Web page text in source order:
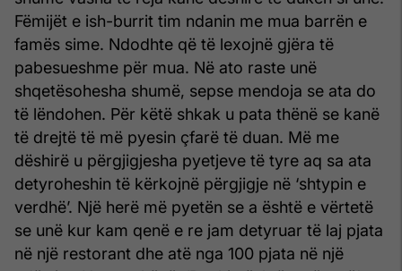
Fëmijët e ish-burrit tim ndanin me mua barrën e
famës sime. Ndodhte që të lexojnë gjëra të
pabesueshme për mua. Në ato raste unë
shqetësohesha shumë, sepse mendoja se ata do
të lëndohen. Për këtë shkak u pata thënë se kanë
të drejtë të më pyesin çfarë të duan. Më me
dëshirë u përgjigjesha pyetjeve të tyre aq sa ata
detyroheshin të kërkojnë përgjigje në ‘shtypin e
verdhë’. Një herë më pyetën se a është e vërtetë
se unë kur kam qenë e re jam detyruar të laj pjata
në një restorant dhe atë nga 100 pjata në një